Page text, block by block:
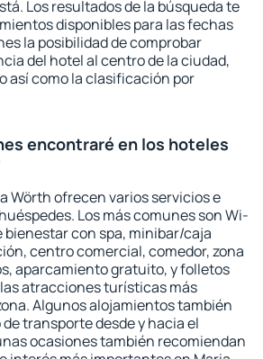
Los resultados de la búsqueda te
disponibles para las fechas
la posibilidad de comprobar
del hotel al centro de la ciudad,
así como la clasificación por
encontraré en los hoteles
Wörth ofrecen varios servicios e
Los más comunes son Wi-
bienestar con spa, minibar/caja
centro comercial, comedor, zona
aparcamiento gratuito, y folletos
atracciones turísticas más
Algunos alojamientos también
transporte desde y hacia el
ocasiones también recomiendan